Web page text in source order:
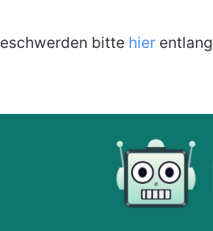
eschwerden bitte hier